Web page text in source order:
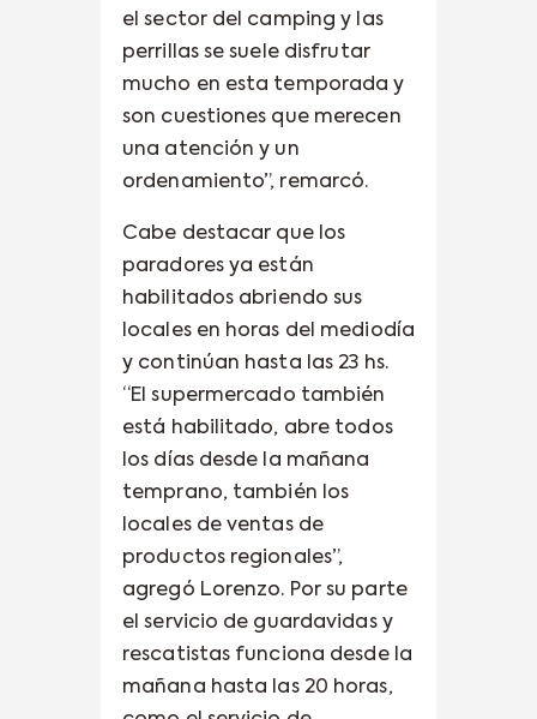
el sector del camping y las
perrillas se suele disfrutar
mucho en esta temporada y
son cuestiones que merecen
una atención y un
ordenamiento”, remarcó.
Cabe destacar que los
paradores ya están
habilitados abriendo sus
locales en horas del mediodía
y continúan hasta las 23 hs.
“El supermercado también
está habilitado, abre todos
los días desde la mañana
temprano, también los
locales de ventas de
productos regionales”,
agregó Lorenzo. Por su parte
el servicio de guardavidas y
rescatistas funciona desde la
mañana hasta las 20 horas,